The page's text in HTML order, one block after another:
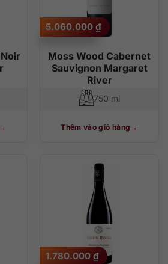
Moss Wood Cabernet
Sauvignon Margaret
River
5.060.000 ₫
750 ml
Thêm vào giỏ hàng
1.780.000 ₫